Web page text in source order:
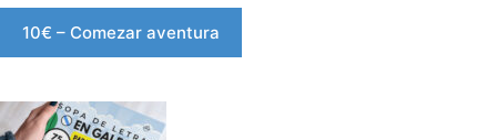
10€ – Comezar aventura